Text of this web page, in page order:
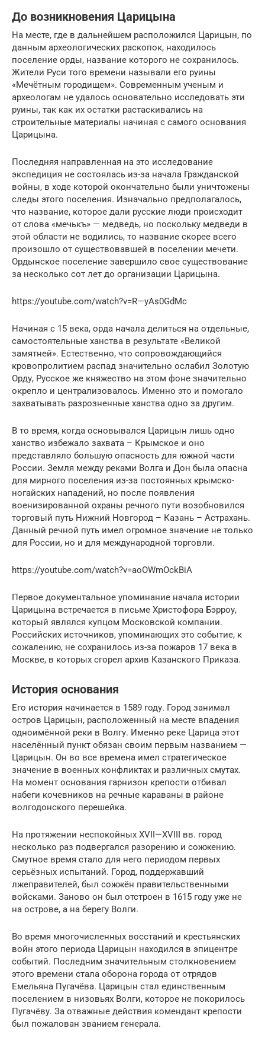
До возникновения Царицына
На месте, где в дальнейшем расположился Царицын, по
данным археологических раскопок, находилось
поселение орды, название которого не сохранилось.
Жители Руси того времени называли его руины
«Мечётным городищем». Современным ученым и
археологам не удалось основательно исследовать эти
руины, так как их остатки растаскивались на
строительные материалы начиная с самого основания
Царицына.
Последняя направленная на это исследование
экспедиция не состоялась из-за начала Гражданской
войны, в ходе которой окончательно были уничтожены
следы этого поселения. Изначально предполагалось,
что название, которое дали русские люди происходит
от слова «мечькъ» — медведь, но поскольку медведи в
этой области не водились, то название скорее всего
произошло от существовавшей в поселении мечети.
Ордынское поселение завершило свое существование
за несколько сот лет до организации Царицына.
https://youtube.com/watch?v=R—yAs0GdMc
Начиная с 15 века, орда начала делиться на отдельные,
самостоятельные ханства в результате «Великой
замятней». Естественно, что сопровождающийся
кровопролитием распад значительно ослабил Золотую
Орду, Русское же княжество на этом фоне значительно
окрепло и централизовалось. Именно это и помогало
захватывать разрозненные ханства одно за другим.
В то время, когда основывался Царицын лишь одно
ханство избежало захвата – Крымское и оно
представляло большую опасность для южной части
России. Земля между реками Волга и Дон была опасна
для мирного поселения из-за постоянных крымско-
ногайских нападений, но после появления
военизированной охраны речного пути возобновился
торговый путь Нижний Новгород – Казань – Астрахань.
Данный речной путь имел огромное значение не только
для России, но и для международной торговли.
https://youtube.com/watch?v=aoOWmOckBiA
Первое документальное упоминание начала истории
Царицына встречается в письме Христофора Бэрроу,
который являлся купцом Московской компании.
Российских источников, упоминающих это событие, к
сожалению, не сохранилось из-за пожаров 17 века в
Москве, в которых сгорел архив Казанского Приказа.
История основания
Его история начинается в 1589 году. Город занимал
остров Царицын, расположенный на месте впадения
одноимённой реки в Волгу. Именно реке Царица этот
населённый пункт обязан своим первым названием —
Царицын. Он во все времена имел стратегическое
значение в военных конфликтах и различных смутах.
На момент основания гарнизон крепости отбивал
набеги кочевников на речные караваны в районе
волгодонского перешейка.
На протяжении неспокойных XVII—XVIII вв. город
несколько раз подвергался разорению и сожжению.
Смутное время стало для него периодом первых
серьёзных испытаний. Город, поддержавший
лжеправителей, был сожжён правительственными
войсками. Заново он был отстроен в 1615 году уже не
на острове, а на берегу Волги.
Во время многочисленных восстаний и крестьянских
войн этого периода Царицын находился в эпицентре
событий. Последним значительным столкновением
этого времени стала оборона города от отрядов
Емельяна Пугачёва. Царицын стал единственным
поселением в низовьях Волги, которое не покорилось
Пугачёву. За отважные действия комендант крепости
был пожалован званием генерала.